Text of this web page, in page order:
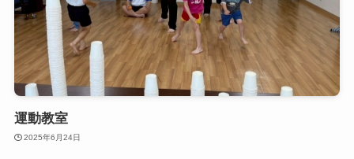
運動教室
2025年6月24日